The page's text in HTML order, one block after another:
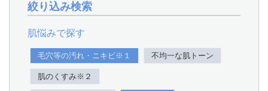
絞り込み検索
肌悩みで探す
毛穴等の汚れ・ニキビ※１ 不均一な肌トーン
肌のくすみ※２